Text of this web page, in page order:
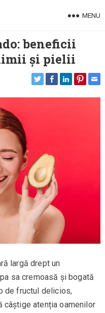
MENU
beneficii
și pielii
largă drept un
sa cremoasă și bogată
de fructul delicios,
câștige atenția oamenilor